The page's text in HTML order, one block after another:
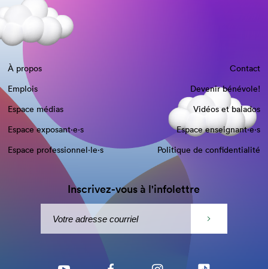
À propos
Contact
Emplois
Devenir bénévole!
Espace médias
Vidéos et balados
Espace exposant·e⋅s
Espace enseignant·e⋅s
Espace professionnel·le⋅s
Politique de confidentialité
Inscrivez-vous à l'infolettre